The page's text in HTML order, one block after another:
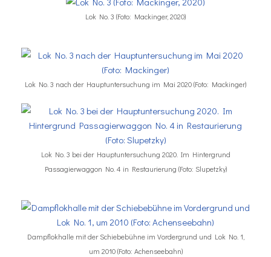
Lok No. 3 (Foto: Mackinger, 2020)
Lok No. 3 nach der Hauptuntersuchung im Mai 2020 (Foto: Mackinger)
Lok No. 3 bei der Hauptuntersuchung 2020. Im Hintergrund
Passagierwaggon No. 4 in Restaurierung (Foto: Slupetzky)
Dampflokhalle mit der Schiebebühne im Vordergrund und Lok No. 1,
um 2010 (Foto: Achenseebahn)